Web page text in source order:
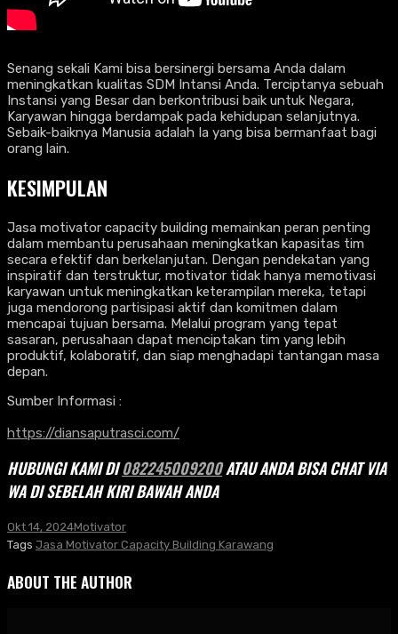
Senang sekali Kami bisa bersinergi bersama Anda dalam
meningkatkan kualitas SDM Intansi Anda. Terciptanya sebuah
Instansi yang Besar dan berkontribusi baik untuk Negara,
Karyawan hingga berdampak pada kehidupan selanjutnya.
Sebaik-baiknya Manusia adalah Ia yang bisa bermanfaat bagi
orang lain.
KESIMPULAN
Jasa motivator capacity building memainkan peran penting
dalam membantu perusahaan meningkatkan kapasitas tim
secara efektif dan berkelanjutan. Dengan pendekatan yang
inspiratif dan terstruktur, motivator tidak hanya memotivasi
karyawan untuk meningkatkan keterampilan mereka, tetapi
juga mendorong partisipasi aktif dan komitmen dalam
mencapai tujuan bersama. Melalui program yang tepat
sasaran, perusahaan dapat menciptakan tim yang lebih
produktif, kolaboratif, dan siap menghadapi tantangan masa
depan.
Sumber Informasi :
https://diansaputrasci.com/
HUBUNGI KAMI DI082245009200ATAU ANDA BISA CHAT VIA
WA DI SEBELAH KIRI BAWAH ANDA
Okt 14, 2024Motivator
Tags Jasa Motivator Capacity Building Karawang
ABOUT THE AUTHOR